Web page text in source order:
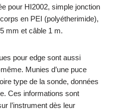
pour HI2002, simple jonction
en PEI (polyétherimide),
mm et câble 1 m.
pour edge sont aussi
Munies d’une puce
type de la sonde, données
Ces informations sont
l’instrument dès leur